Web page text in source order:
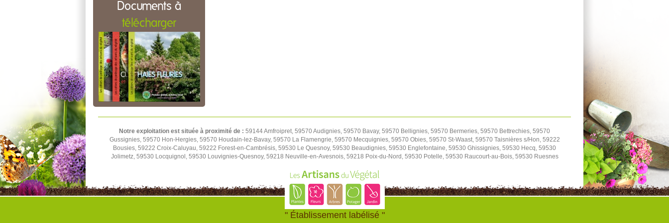
Documents à
télécharger
Notre exploitation est située à proximité de : 59144 Amfroipret, 59570 Audignies, 59570 Bavay, 59570 Bellignies, 59570 Bermeries, 59570 Bettrechies, 59570
Gussignies, 59570 Hon-Hergies, 59570 Houdain-lez-Bavay, 59570 La Flamengrie, 59570 Mecquignies, 59570 Obies, 59570 St-Waast, 59570 Taisnières s/Hon, 59222
Bousies, 59222 Croix-Caluyau, 59222 Forest-en-Cambrésis, 59530 Le Quesnoy, 59530 Beaudignies, 59530 Englefontaine, 59530 Ghissignies, 59530 Hecq, 59530
Jolimetz, 59530 Locquignol, 59530 Louvignies-Quesnoy, 59218 Neuville-en-Avesnois, 59218 Poix-du-Nord, 59530 Potelle, 59530 Raucourt-au-Bois, 59530 Ruesnes
" Établissement labélisé "